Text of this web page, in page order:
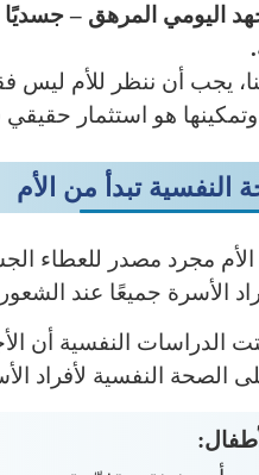
اليومي المرهق –
يجب أن ننظر للأم ليس
هو استثمار
النفسية تبدأ من الأم
مجرد مصدر للعطاء
الأسرة جميعًا عند
الدراسات النفسية أن
الصحة النفسية لأفراد